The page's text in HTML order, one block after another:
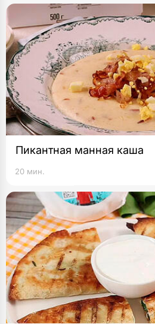
Пикантная манная каша
20 мин.